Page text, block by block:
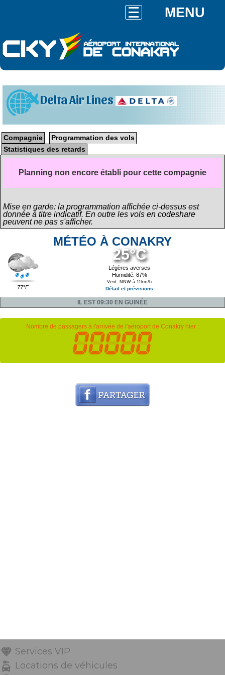
MENU
Delta Air Lines
Compagnie
Programmation des vols
Statistiques des retards
Planning non encore établi pour cette compagnie
Mise en garde: la programmation affichée ci-dessus est
donnée à titre indicatif. En outre les vols en codeshare
peuvent ne pas s'afficher.
MÉTÉO À CONAKRY
77°F
25°C
Légères averses
Humidité: 87%
Vent: NNW à 11km/h
Détail et prévisions
IL EST 09:30 EN GUINÉE
Nombre de passagers à l'arrivée de l'aéroport de Conakry hier :
Services VIP
Locations de véhicules